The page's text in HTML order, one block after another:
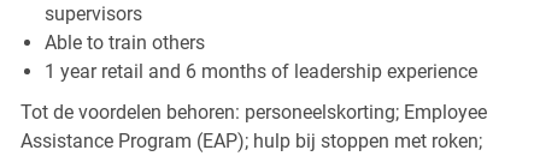
supervisors
Able to train others
1 year retail and 6 months of leadership experience
Tot de voordelen behoren: personeelskorting; Employee
Assistance Program (EAP); hulp bij stoppen met roken;